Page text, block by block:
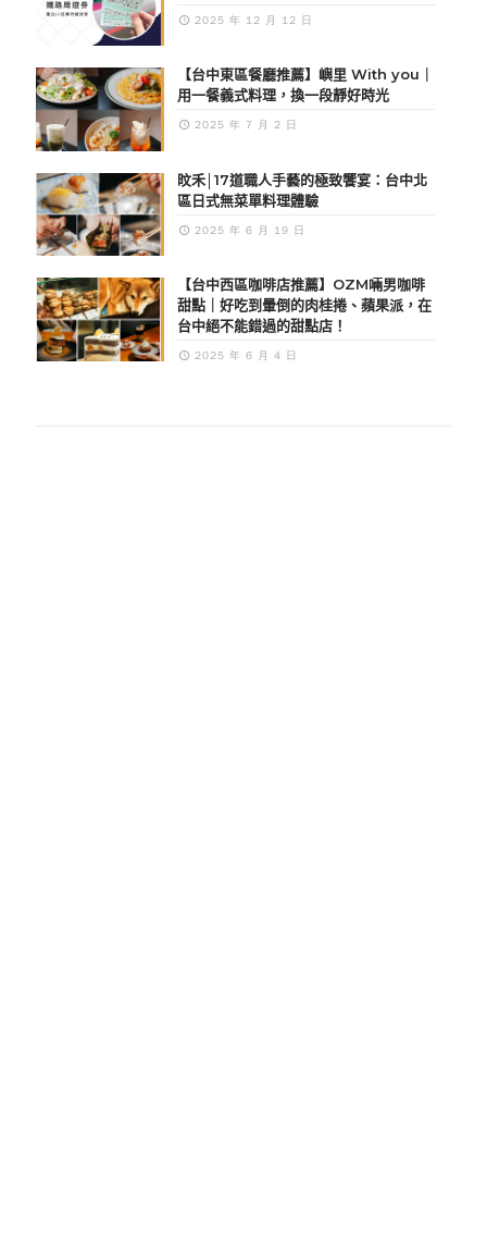
2025 年 12 月 12 日
【台中東區餐廳推薦】嶼里 With you｜
用一餐義式料理，換一段靜好時光
2025 年 7 月 2 日
旼禾│17道職人手藝的極致饗宴：台中北
區日式無菜單料理體驗
2025 年 6 月 19 日
【台中西區咖啡店推薦】OZM啢男咖啡
甜點｜好吃到暈倒的肉桂捲、蘋果派，在
台中絕不能錯過的甜點店！
2025 年 6 月 4 日